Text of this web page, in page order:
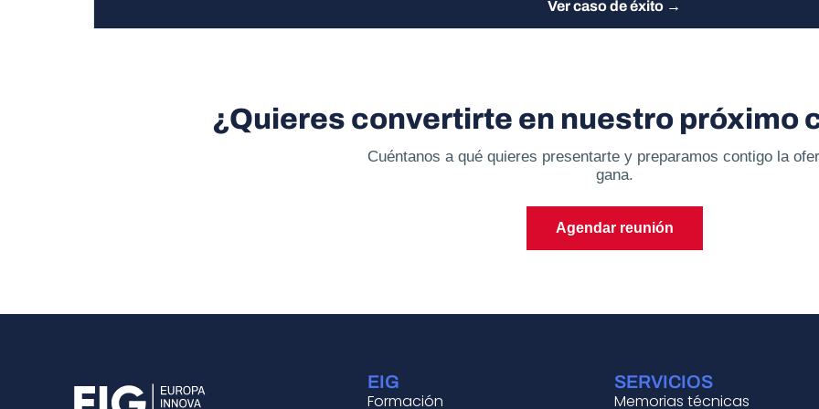
Ver caso de éxito →
¿Quieres convertirte en nuestro próximo
Cuéntanos a qué quieres presentarte y preparamos contigo la
gana.
Agendar reunión
EIG
Formación
SERVICIOS
Memorias técnicas